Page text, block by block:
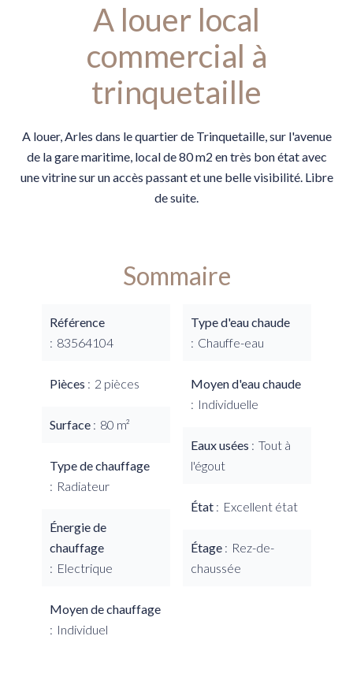
A louer local
commercial à
trinquetaille
A louer, Arles dans le quartier de Trinquetaille, sur l'avenue
de la gare maritime, local de 80 m2 en très bon état avec
une vitrine sur un accès passant et une belle visibilité. Libre
de suite.
Sommaire
Référence
83564104
Pièces 2 pièces
Surface 80 m²
Type de chauffage
Radiateur
Énergie de
chauffage
Electrique
Moyen de chauffage
Individuel
Type d'eau chaude
Chauffe-eau
Moyen d'eau chaude
Individuelle
Eaux usées
Tout à
l'égout
État Excellent état
Étage
Rez-de-
chaussée